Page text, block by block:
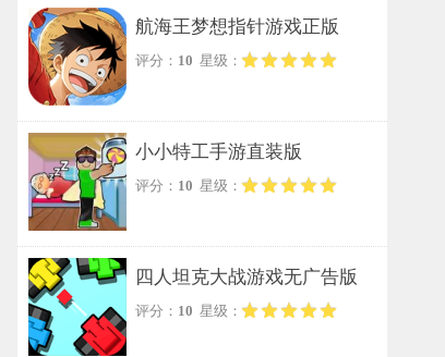
航海王梦想指针游戏正版
评分： 10 星级：
小小特工手游直装版
评分： 10 星级：
四人坦克大战游戏无广告版
评分： 10 星级：